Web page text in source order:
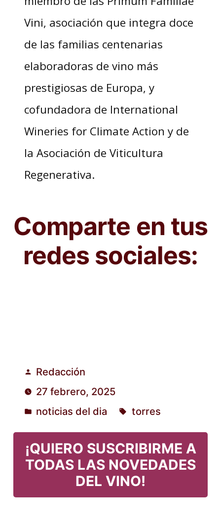
Vini, asociación que integra doce
de las familias centenarias
elaboradoras de vino más
prestigiosas de Europa, y
cofundadora de International
Wineries for Climate Action y de
la Asociación de Viticultura
Regenerativa.
Comparte en tus
redes sociales:
Publicado
por
Redacción
27 febrero, 2025
Publicado
en
noticias del dia torres
¡QUIERO SUSCRIBIRME A
TODAS LAS NOVEDADES
DEL VINO!